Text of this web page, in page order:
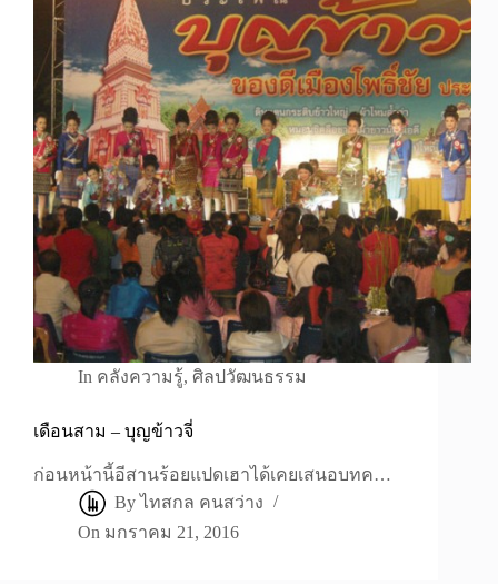
In คลังความรู้,ศิลปวัฒนธรรม
เดือนสาม – บุญข้าวจี่
ก่อนหน้านี้อีสานร้อยแปดเฮาได้เคยเสนอบทค…
By ไทสกล คนสว่าง
On มกราคม 21, 2016